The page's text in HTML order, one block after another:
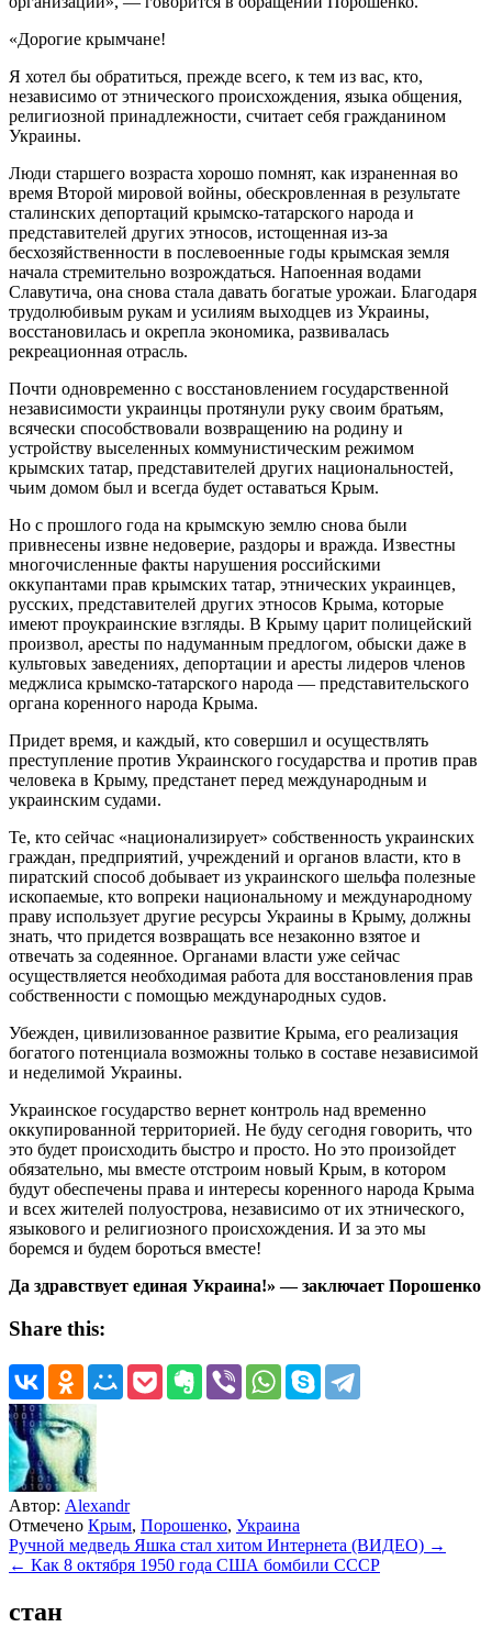
«Дорогие крымчане!
Я хотел бы обратиться, прежде всего, к тем из вас, кто,
независимо от этнического происхождения, языка общения,
религиозной принадлежности, считает себя гражданином
Украины.
Люди старшего возраста хорошо помнят, как израненная во
время Второй мировой войны, обескровленная в результате
сталинских депортаций крымско-татарского народа и
представителей других этносов, истощенная из-за
бесхозяйственности в послевоенные годы крымская земля
начала стремительно возрождаться. Напоенная водами
Славутича, она снова стала давать богатые урожаи. Благодаря
трудолюбивым рукам и усилиям выходцев из Украины,
восстановилась и окрепла экономика, развивалась
рекреационная отрасль.
Почти одновременно с восстановлением государственной
независимости украинцы протянули руку своим братьям,
всячески способствовали возвращению на родину и
устройству выселенных коммунистическим режимом
крымских татар, представителей других национальностей,
чьим домом был и всегда будет оставаться Крым.
Но с прошлого года на крымскую землю снова были
привнесены извне недоверие, раздоры и вражда. Известны
многочисленные факты нарушения российскими
оккупантами прав крымских татар, этнических украинцев,
русских, представителей других этносов Крыма, которые
имеют проукраинские взгляды. В Крыму царит полицейский
произвол, аресты по надуманным предлогом, обыски даже в
культовых заведениях, депортации и аресты лидеров членов
меджлиса крымско-татарского народа — представительского
органа коренного народа Крыма.
Придет время, и каждый, кто совершил и осуществлять
преступление против Украинского государства и против прав
человека в Крыму, предстанет перед международным и
украинским судами.
Те, кто сейчас «национализирует» собственность украинских
граждан, предприятий, учреждений и органов власти, кто в
пиратский способ добывает из украинского шельфа полезные
ископаемые, кто вопреки национальному и международному
праву использует другие ресурсы Украины в Крыму, должны
знать, что придется возвращать все незаконно взятое и
отвечать за содеянное. Органами власти уже сейчас
осуществляется необходимая работа для восстановления прав
собственности с помощью международных судов.
Убежден, цивилизованное развитие Крыма, его реализация
богатого потенциала возможны только в составе независимой
и неделимой Украины.
Украинское государство вернет контроль над временно
оккупированной территорией. Не буду сегодня говорить, что
это будет происходить быстро и просто. Но это произойдет
обязательно, мы вместе отстроим новый Крым, в котором
будут обеспечены права и интересы коренного народа Крыма
и всех жителей полуострова, независимо от их этнического,
языкового и религиозного происхождения. И за это мы
боремся и будем бороться вместе!
Да здравствует единая Украина!» — заключает Порошенко
Share this:
Автор: Alexandr
Отмечено Крым, Порошенко, Украина
Навигация
по
записям
Ручной медведь Яшка стал хитом Интернета (ВИДЕО) →
← Как 8 октября 1950 года США бомбили СССР
стан